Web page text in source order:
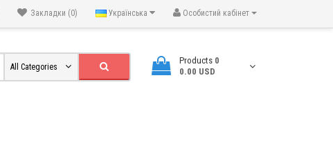
Особистий кабінет
Українська
Закладки (0)
All Categories
Products 0
0.00 USD